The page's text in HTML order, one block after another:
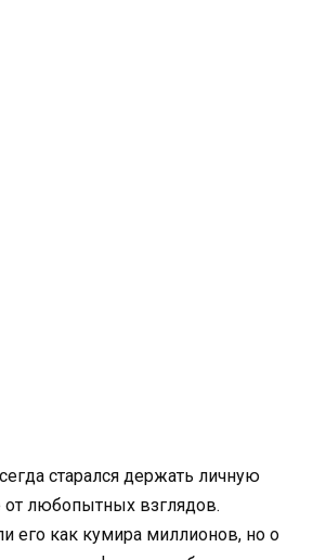
старался держать личную
любопытных взглядов.
его как кумира миллионов, но о